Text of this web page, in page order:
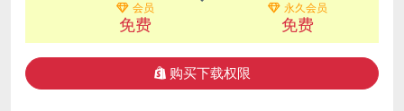
会员
免费
永久会员
免费
购买下载权限